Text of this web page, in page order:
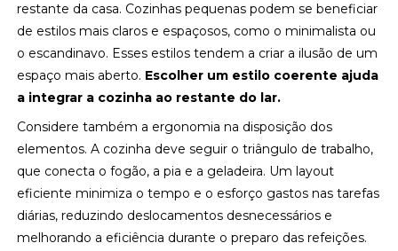
restante da casa. Cozinhas pequenas podem se beneficiar
de estilos mais claros e espaçosos, como o minimalista ou
o escandinavo. Esses estilos tendem a criar a ilusão de um
espaço mais aberto. Escolher um estilo coerente ajuda
a integrar a cozinha ao restante do lar.
Considere também a ergonomia na disposição dos
elementos. A cozinha deve seguir o triângulo de trabalho,
que conecta o fogão, a pia e a geladeira. Um layout
eficiente minimiza o tempo e o esforço gastos nas tarefas
diárias, reduzindo deslocamentos desnecessários e
melhorando a eficiência durante o preparo das refeições.